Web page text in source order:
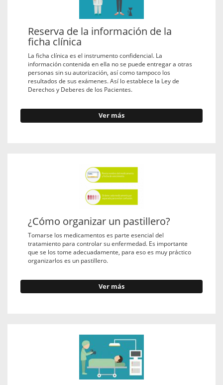
Reserva de la información de la
ficha clínica
La ficha clínica es el instrumento confidencial. La
información contenida en ella no se puede entregar a otras
personas sin su autorización, así como tampoco los
resultados de sus exámenes. Así lo establece la Ley de
Derechos y Deberes de los Pacientes.
Ver más
¿Cómo organizar un pastillero?
Tomarse los medicamentos es parte esencial del
tratamiento para controlar su enfermedad. Es importante
que se los tome adecuadamente, para eso es muy práctico
organizarlos es un pastillero.
Ver más